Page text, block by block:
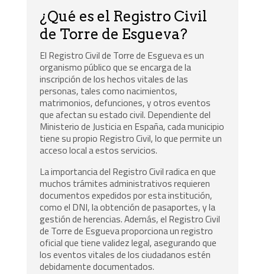
¿Qué es el Registro Civil
de Torre de Esgueva?
El Registro Civil de Torre de Esgueva es un
organismo público que se encarga de la
inscripción de los hechos vitales de las
personas, tales como nacimientos,
matrimonios, defunciones, y otros eventos
que afectan su estado civil. Dependiente del
Ministerio de Justicia en España, cada municipio
tiene su propio Registro Civil, lo que permite un
acceso local a estos servicios.
La importancia del Registro Civil radica en que
muchos trámites administrativos requieren
documentos expedidos por esta institución,
como el DNI, la obtención de pasaportes, y la
gestión de herencias. Además, el Registro Civil
de Torre de Esgueva proporciona un registro
oficial que tiene validez legal, asegurando que
los eventos vitales de los ciudadanos estén
debidamente documentados.